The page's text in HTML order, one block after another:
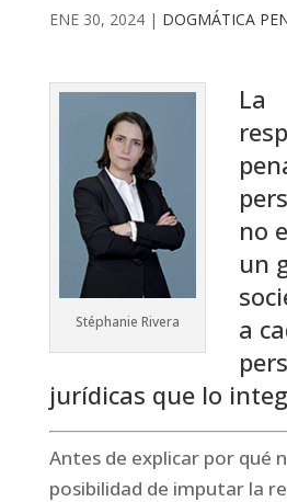
ENE 30, 2024| DOGMÁTICA
Stéphanie Rivera
La
no
un
a
jurídicas que lo
Antes de explicar por qué
posibilidad de imputar la